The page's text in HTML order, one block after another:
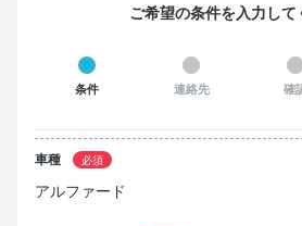
ご希望の条件を入力して
条件 連絡先 確
車種 必須
アルファード